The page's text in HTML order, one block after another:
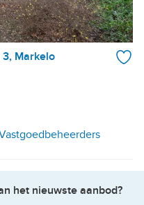
Markelo
het nieuwste aanbod?